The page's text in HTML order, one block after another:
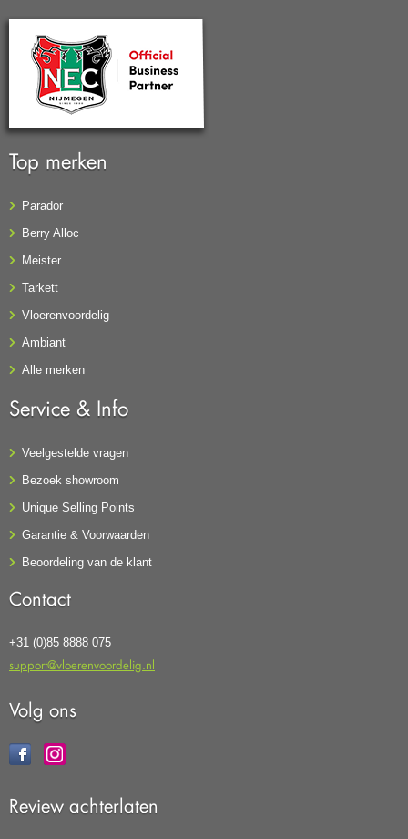
Top merken
Parador
Berry Alloc
Meister
Tarkett
Vloerenvoordelig
Ambiant
Alle merken
Service & Info
Veelgestelde vragen
Bezoek showroom
Unique Selling Points
Garantie & Voorwaarden
Beoordeling van de klant
Contact
+31 (0)85 8888 075
support@vloerenvoordelig.nl
Volg ons
Review achterlaten